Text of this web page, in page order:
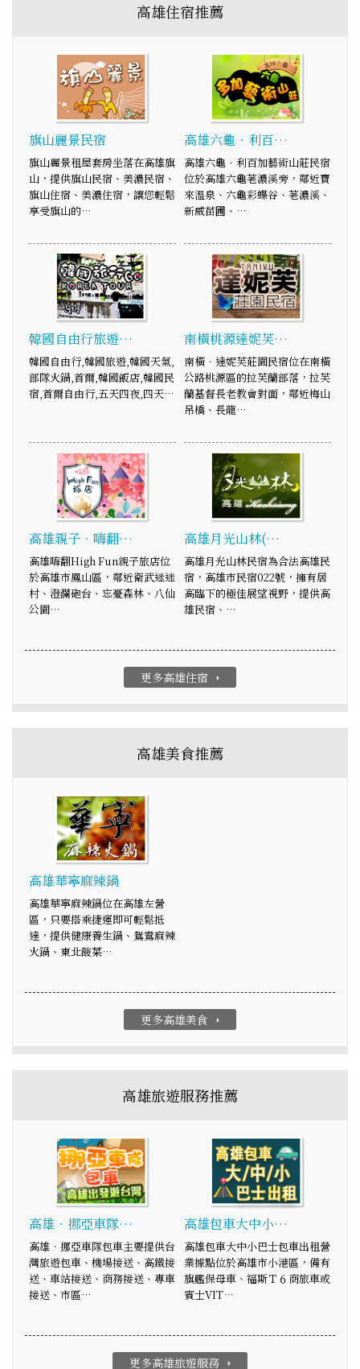
高雄住宿推薦
旗山麗景民宿
旗山麗景租屋套房坐落在高雄旗
山，提供旗山民宿、美濃民宿、
旗山住宿、美濃住宿，讓您輕鬆
享受旗山的…
高雄六龜．利百…
高雄六龜．利百加藝術山莊民宿
位於高雄六龜荖濃溪旁，鄰近寶
來溫泉、六龜彩蝶谷、荖濃溪、
新威苗圃、…
韓國自由行旅遊…
韓國自由行,韓國旅遊,韓國天氣,
部隊火鍋,首爾,韓國飯店,韓國民
宿,首爾自由行,五天四夜,四天…
南橫桃源達妮芙…
南橫‧達妮芙莊園民宿位在南橫
公路桃源區的拉芙蘭部落，拉芙
蘭基督長老教會對面，鄰近梅山
吊橋、長龍…
高雄親子．嗨翻…
高雄嗨翻High Fun親子旅店位
於高雄市鳳山區，鄰近衛武迷迷
村、澄瀾砲台、忘憂森林、八仙
公園…
高雄月光山林(…
高雄月光山林民宿為合法高雄民
宿，高雄市民宿022號，擁有居
高臨下的極佳展望視野，提供高
雄民宿、…
更多高雄住宿 arrow_right
高雄美食推薦
高雄華寧麻辣鍋
高雄華寧麻辣鍋位在高雄左營
區，只要搭乘捷運即可輕鬆抵
達，提供健康養生鍋、鴛鴦麻辣
火鍋、東北酸菜…
更多高雄美食 arrow_right
高雄旅遊服務推薦
高雄‧挪亞車隊…
高雄‧挪亞車隊包車主要提供台
灣旅遊包車、機場接送、高鐵接
送、車站接送、商務接送、專車
接送、市區…
高雄包車大中小…
高雄包車大中小巴士包車出租營
業據點位於高雄市小港區，備有
旗艦保母車、福斯Ｔ６商旅車或
賓士VIT…
更多高雄旅遊服務 arrow_right